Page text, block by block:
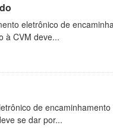
eletrônico de
à CVM deve...
de
se dar por...